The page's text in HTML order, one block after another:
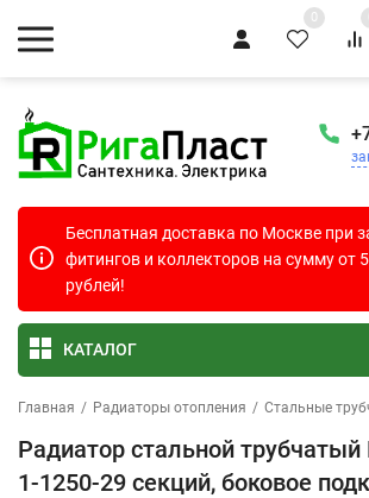
0
Бесплатная доставка по Москве при
фитингов и коллекторов на сумму от
рублей!
КАТАЛОГ
Главная / Радиаторы отопления / Стальные
Радиатор стальной
1-1250-29 секций, боковое